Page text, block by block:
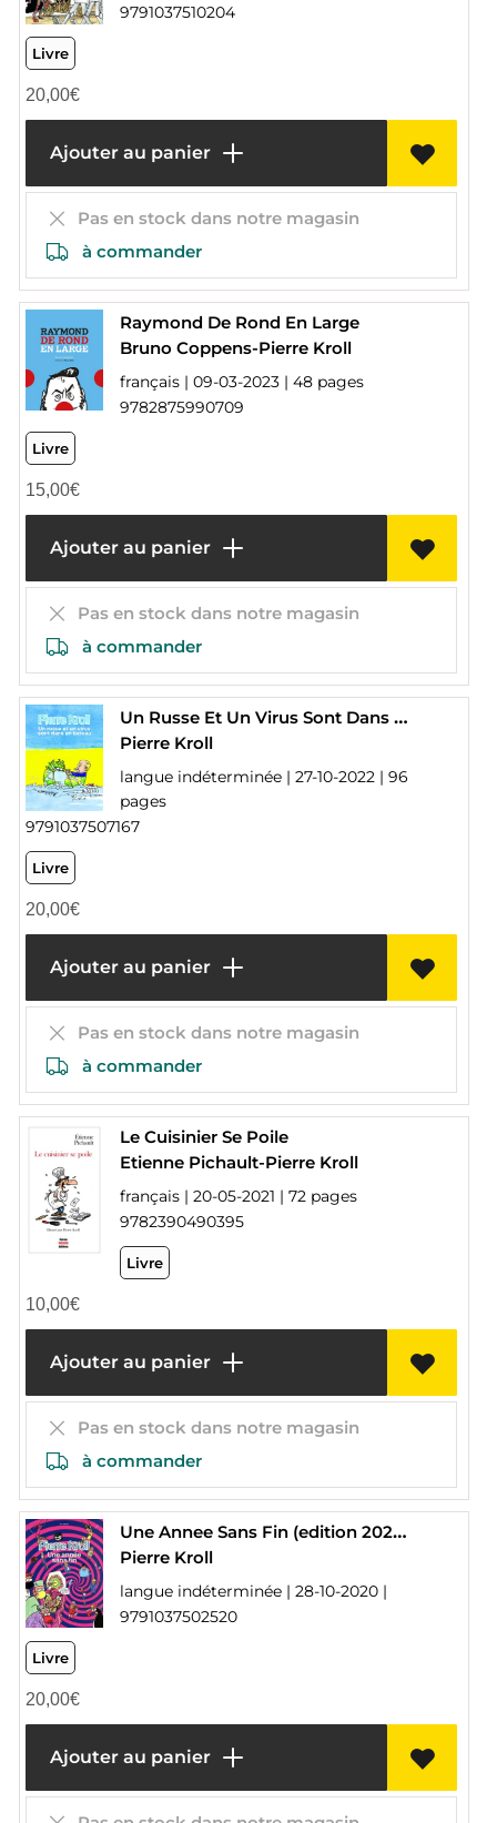
9791037510204
Livre
20,00€
Ajouter au panier
Pas en stock dans notre magasin
à commander
Raymond De Rond En Large
Bruno Coppens-Pierre Kroll
français | 09-03-2023 | 48 pages
9782875990709
Livre
15,00€
Ajouter au panier
Pas en stock dans notre magasin
à commander
Un Russe Et Un Virus Sont Dans Un Bateau
Pierre Kroll
langue indéterminée | 27-10-2022 | 96
pages
9791037507167
Livre
20,00€
Ajouter au panier
Pas en stock dans notre magasin
à commander
Le Cuisinier Se Poile
Etienne Pichault-Pierre Kroll
français | 20-05-2021 | 72 pages
9782390490395
Livre
10,00€
Ajouter au panier
Pas en stock dans notre magasin
à commander
Une Annee Sans Fin (edition 2020)
Pierre Kroll
langue indéterminée | 28-10-2020 |
9791037502520
Livre
20,00€
Ajouter au panier